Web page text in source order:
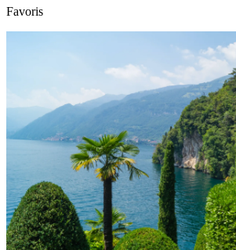
Favoris